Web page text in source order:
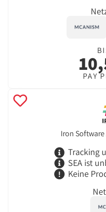
PAY
Iron
Tracking
SEA ist
Keine